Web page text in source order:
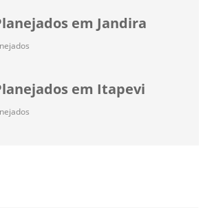
em Jandira
em Itapevi